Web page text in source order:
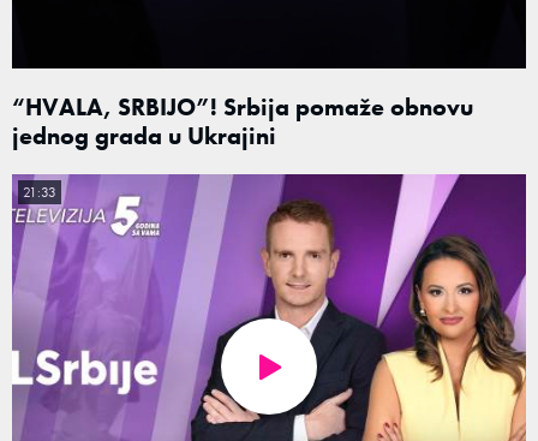
“HVALA, SRBIJO”! Srbija pomaže obnovu
jednog grada u Ukrajini
21:33